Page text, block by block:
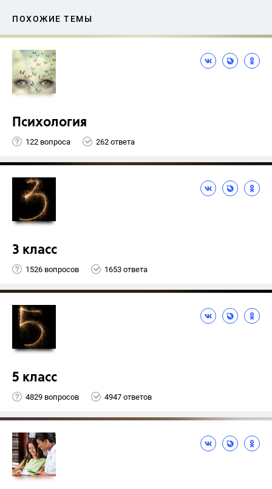
ПОХОЖИЕ ТЕМЫ
Психология
122 вопроса 262 ответа
3 класс
1526 вопросов 1653 ответа
5 класс
4829 вопросов 4947 ответов